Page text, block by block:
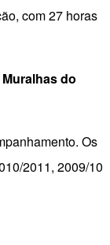
com 27 horas
do
Os
2011, 2009/10